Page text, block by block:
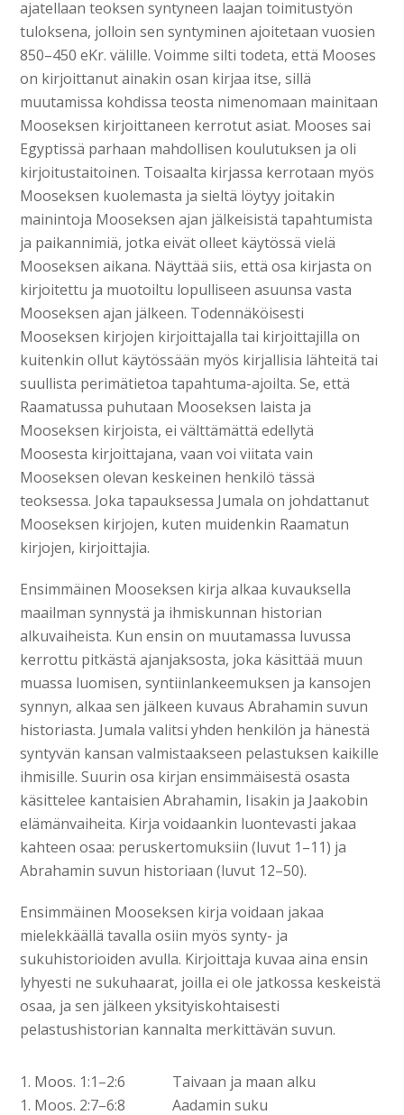
ajatellaan teoksen syntyneen laajan toimitustyön
tuloksena, jolloin sen syntyminen ajoitetaan vuosien
850–450 eKr. välille. Voimme silti todeta, että Mooses
on kirjoittanut ainakin osan kirjaa itse, sillä
muutamissa kohdissa teosta nimenomaan mainitaan
Mooseksen kirjoittaneen kerrotut asiat. Mooses sai
Egyptissä parhaan mahdollisen koulutuksen ja oli
kirjoitustaitoinen. Toisaalta kirjassa kerrotaan myös
Mooseksen kuolemasta ja sieltä löytyy joitakin
mainintoja Mooseksen ajan jälkeisistä tapahtumista
ja paikannimiä, jotka eivät olleet käytössä vielä
Mooseksen aikana. Näyttää siis, että osa kirjasta on
kirjoitettu ja muotoiltu lopulliseen asuunsa vasta
Mooseksen ajan jälkeen. Todennäköisesti
Mooseksen kirjojen kirjoittajalla tai kirjoittajilla on
kuitenkin ollut käytössään myös kirjallisia lähteitä tai
suullista perimätietoa tapahtuma-ajoilta. Se, että
Raamatussa puhutaan Mooseksen laista ja
Mooseksen kirjoista, ei välttämättä edellytä
Moosesta kirjoittajana, vaan voi viitata vain
Mooseksen olevan keskeinen henkilö tässä
teoksessa. Joka tapauksessa Jumala on johdattanut
Mooseksen kirjojen, kuten muidenkin Raamatun
kirjojen, kirjoittajia.
Ensimmäinen Mooseksen kirja alkaa kuvauksella
maailman synnystä ja ihmiskunnan historian
alkuvaiheista. Kun ensin on muutamassa luvussa
kerrottu pitkästä ajanjaksosta, joka käsittää muun
muassa luomisen, syntiinlankeemuksen ja kansojen
synnyn, alkaa sen jälkeen kuvaus Abrahamin suvun
historiasta. Jumala valitsi yhden henkilön ja hänestä
syntyvän kansan valmistaakseen pelastuksen kaikille
ihmisille. Suurin osa kirjan ensimmäisestä osasta
käsittelee kantaisien Abrahamin, Iisakin ja Jaakobin
elämänvaiheita. Kirja voidaankin luontevasti jakaa
kahteen osaa: peruskertomuksiin (luvut 1–11) ja
Abrahamin suvun historiaan (luvut 12–50).
Ensimmäinen Mooseksen kirja voidaan jakaa
mielekkäällä tavalla osiin myös synty- ja
sukuhistorioiden avulla. Kirjoittaja kuvaa aina ensin
lyhyesti ne sukuhaarat, joilla ei ole jatkossa keskeistä
osaa, ja sen jälkeen yksityiskohtaisesti
pelastushistorian kannalta merkittävän suvun.
1. Moos. 1:1–2:6
Taivaan ja maan alku
1. Moos. 2:7–6:8
Aadamin suku